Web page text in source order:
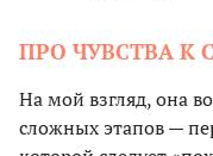
ПРО ЧУВСТВА К
На мой взгляд, она
сложных этапов —